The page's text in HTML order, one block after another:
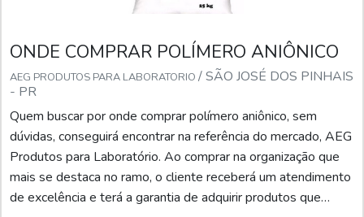
ONDE COMPRAR POLÍMERO ANIÔNICO
AEG PRODUTOS PARA LABORATORIO / SÃO JOSÉ DOS PINHAIS
- PR
Quem buscar por onde comprar polímero aniônico, sem
dúvidas, conseguirá encontrar na referência do mercado, AEG
Produtos para Laboratório. Ao comprar na organização que
mais se destaca no ramo, o cliente receberá um atendimento
de excelência e terá a garantia de adquirir produtos que